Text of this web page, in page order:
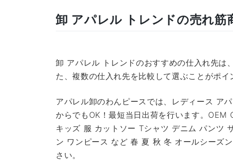
卸 アパレル トレンドの売れ筋
卸 アパレル トレンドのおすすめの仕入れ先は
た、複数の仕入れ先を比較して選ぶことがポイ
アパレル卸のわんピースでは、レディース ア
からでもOK！最短当日出荷を行います。
キッズ 服 カットソー Tシャツ デニム パンツ
ン ワンピース など 春 夏 秋 冬 オールシーズ
さい。